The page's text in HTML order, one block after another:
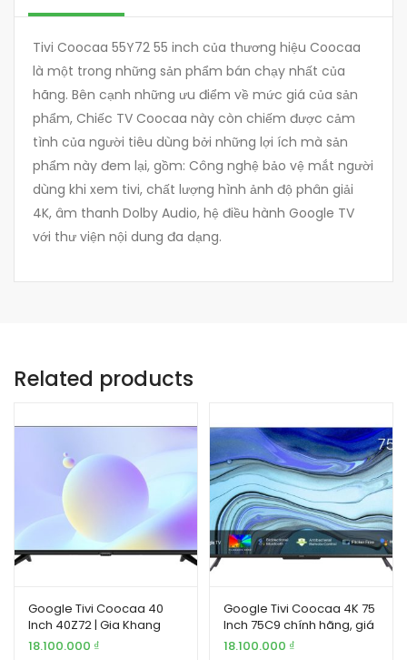
Tivi Coocaa 55Y72 55 inch của thương hiệu Coocaa
là một trong những sản phẩm bán chạy nhất của
hãng. Bên cạnh những ưu điểm về mức giá của sản
phẩm, Chiếc TV Coocaa này còn chiếm được cảm
tình của người tiêu dùng bởi những lợi ích mà sản
phẩm này đem lại, gồm: Công nghệ bảo vệ mắt người
dùng khi xem tivi, chất lượng hình ảnh độ phân giải
4K, âm thanh Dolby Audio, hệ điều hành Google TV
với thư viện nội dung đa dạng.
Related products
Google Tivi Coocaa 40
Inch 40Z72 | Gia Khang
18.100.000 ₫
Google Tivi Coocaa 4K 75
Inch 75C9 chính hãng, giá
tốt
18.100.000 ₫